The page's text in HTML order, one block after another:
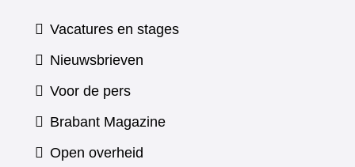
Vacatures en stages
Nieuwsbrieven
Voor de pers
Brabant Magazine(verwijst
Open overheid